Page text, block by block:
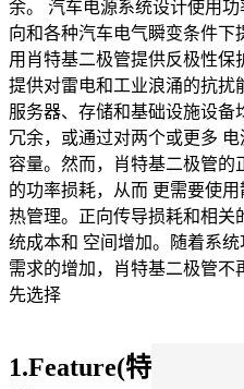
余。 汽车电源系统设计使用
向和各种汽车电气瞬变条件下
用肖特基二极管提供反极性
提供对雷电和工业浪涌的抗扰
服务器、存储和基础设施设
冗余，或通过对两个或更多
容量。然而，肖特基二极管
的功率损耗，从而 更需要使
热管理。正向传导损耗和相关
统成本和 空间增加。随着系
需求的增加，肖特基二极管
先选择
1.Feature(特